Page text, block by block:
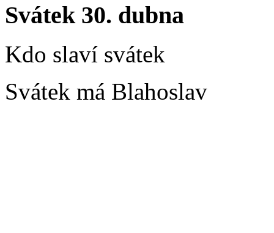
Svátek 30. dubna
Kdo slaví svátek
Svátek má Blahoslav